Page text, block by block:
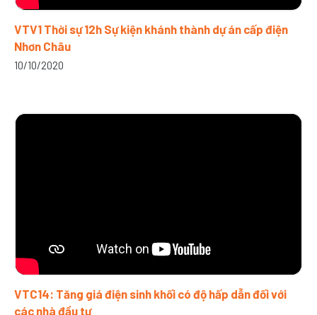
VTV1 Thời sự 12h Sự kiện khánh thành dự án cấp điện
Nhơn Châu
10/10/2020
VTC14: Tăng giá điện sinh khối có độ hấp dẫn đối với
các nhà đầu tư